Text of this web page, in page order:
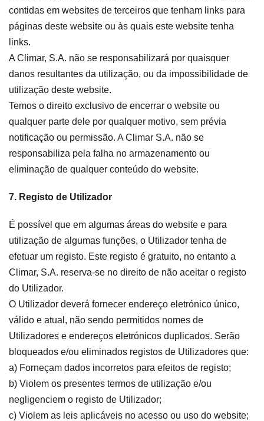
contidas em websites de terceiros que tenham links para
páginas deste website ou às quais este website tenha
links.
A Climar, S.A. não se responsabilizará por quaisquer
danos resultantes da utilização, ou da impossibilidade de
utilização deste website.
Temos o direito exclusivo de encerrar o website ou
qualquer parte dele por qualquer motivo, sem prévia
notificação ou permissão. A Climar S.A. não se
responsabiliza pela falha no armazenamento ou
eliminação de qualquer conteúdo do website.
7. Registo de Utilizador
É possível que em algumas áreas do website e para
utilização de algumas funções, o Utilizador tenha de
efetuar um registo. Este registo é gratuito, no entanto a
Climar, S.A. reserva-se no direito de não aceitar o registo
do Utilizador.
O Utilizador deverá fornecer endereço eletrónico único,
válido e atual, não sendo permitidos nomes de
Utilizadores e endereços eletrónicos duplicados. Serão
bloqueados e/ou eliminados registos de Utilizadores que:
a) Forneçam dados incorretos para efeitos de registo;
b) Violem os presentes termos de utilização e/ou
negligenciem o registo de Utilizador;
c) Violem as leis aplicáveis no acesso ou uso do website;